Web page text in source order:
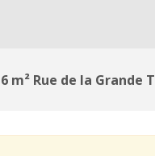
m² Rue de la Grande